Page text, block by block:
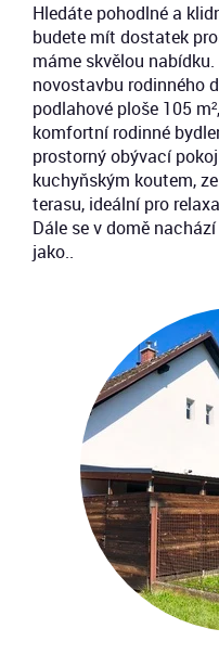
Hledáte pohodlné a
budete mít dostatek
máme skvělou
novostavbu rodinného
podlahové ploše 105
komfortní rodinné
prostorný obývací
kuchyňským koutem,
terasu, ideální pro
Dále se v domě
jako..